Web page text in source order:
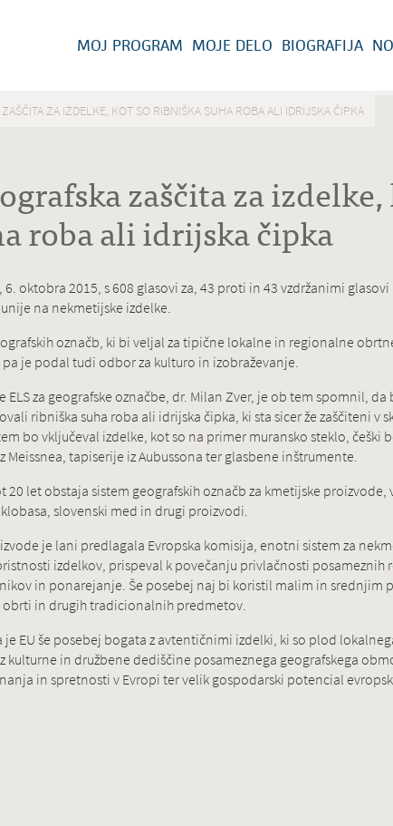
MOJ PROGRAM MOJE DELO BIOGRAFIJA
ZA IZDELKE, KOT SO RIBNIŠKA SUHA ROBA ALI IDRIJSKA ČIPKA
zaščita za
roba ali idrijska čipka
6. oktobra 2015, s 608 glasovi za, 43 proti in 43 vzdržanimi
na nekmetijske izdelke.
označb, ki bi veljal za tipične lokalne in regionalne
pa je podal tudi odbor za kulturo in izobraževanje.
za geografske označbe, dr. Milan Zver, je ob tem spomnil,
ribniška suha roba ali idrijska čipka, ki sta sicer že zaščiteni v
bo vključeval izdelke, kot so na primer muransko steklo, češki
Meissnea, tapiserije iz Aubussona ter glasbene inštrumente.
20 let obstaja sistem geografskih označb za kmetijske
slovenski med in drugi proizvodi.
je lani predlagala Evropska komisija, enotni sistem za
izdelkov, prispeval k povečanju privlačnosti posameznih
in ponarejanje. Še posebej naj bi koristil malim in srednjim
in drugih tradicionalnih predmetov.
je EU še posebej bogata z avtentičnimi izdelki, ki so plod
kulturne in družbene dediščine posameznega geografskega
in spretnosti v Evropi ter velik gospodarski potencial